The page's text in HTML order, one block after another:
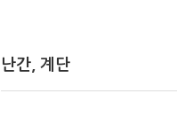
난간, 계단